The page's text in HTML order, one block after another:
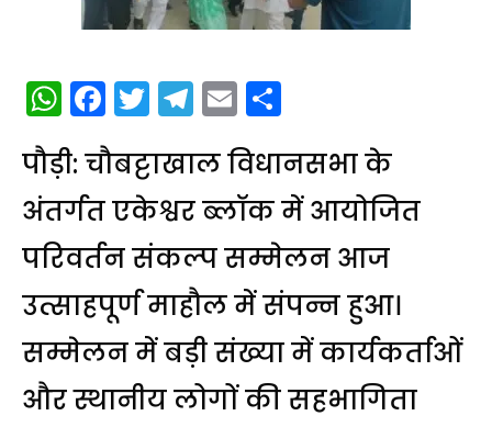
WhatsApp
Facebook
Twitter
Telegram
Email
पौड़ी: चौबट्टाखाल विधानसभा के
अंतर्गत एकेश्वर ब्लॉक में आयोजित
परिवर्तन संकल्प सम्मेलन आज
उत्साहपूर्ण माहौल में संपन्न हुआ।
सम्मेलन में बड़ी संख्या में कार्यकर्ताओं
और स्थानीय लोगों की सहभागिता